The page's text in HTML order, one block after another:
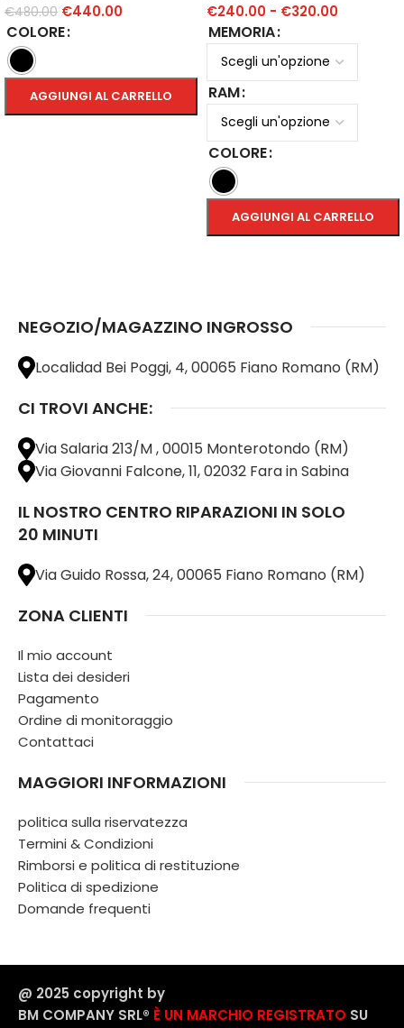
€480.00 €440.00
COLORE
AGGIUNGI AL CARRELLO
€240.00 - €320.00
MEMORIA
RAM
COLORE
AGGIUNGI AL CARRELLO
NEGOZIO/MAGAZZINO INGROSSO
Localidad Bei Poggi, 4, 00065 Fiano Romano (RM)
CI TROVI ANCHE:
Via Salaria 213/M , 00015 Monterotondo (RM)
Via Giovanni Falcone, 11, 02032 Fara in Sabina
IL NOSTRO CENTRO RIPARAZIONI IN SOLO
20 MINUTI
Via Guido Rossa, 24, 00065 Fiano Romano (RM)
ZONA CLIENTI
Il mio account
Lista dei desideri
Pagamento
Ordine di monitoraggio
Contattaci
MAGGIORI INFORMAZIONI
politica sulla riservatezza
Termini & Condizioni
Rimborsi e politica di restituzione
Politica di spedizione
Domande frequenti
@ 2025 copyright by
BM COMPANY SRL®️ È UN MARCHIO REGISTRATO SU